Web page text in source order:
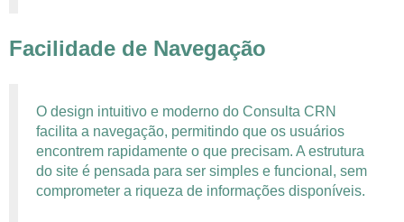
Facilidade de Navegação
O design intuitivo e moderno do Consulta CRN
facilita a navegação, permitindo que os usuários
encontrem rapidamente o que precisam. A estrutura
do site é pensada para ser simples e funcional, sem
comprometer a riqueza de informações disponíveis.